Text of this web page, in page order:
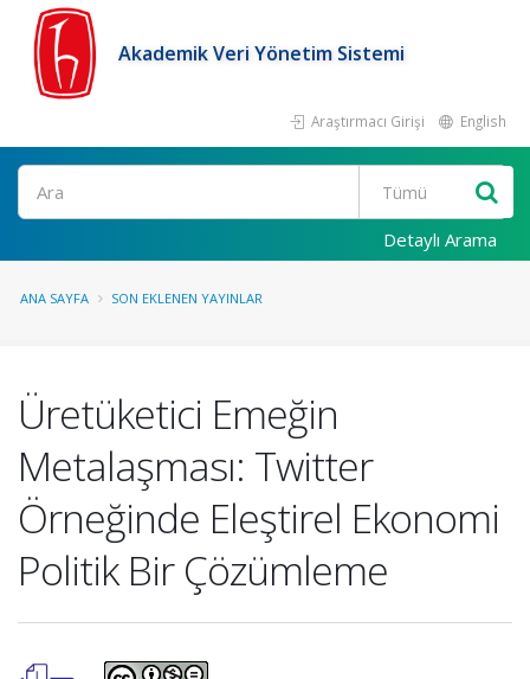
Akademik Veri Yönetim Sistemi
Araştırmacı Girişi English
Ara
Detaylı Arama
ANA SAYFA SON EKLENEN YAYINLAR
Üretüketici Emeğin
Metalaşması: Twitter
Örneğinde Eleştirel Ekonomi
Politik Bir Çözümleme